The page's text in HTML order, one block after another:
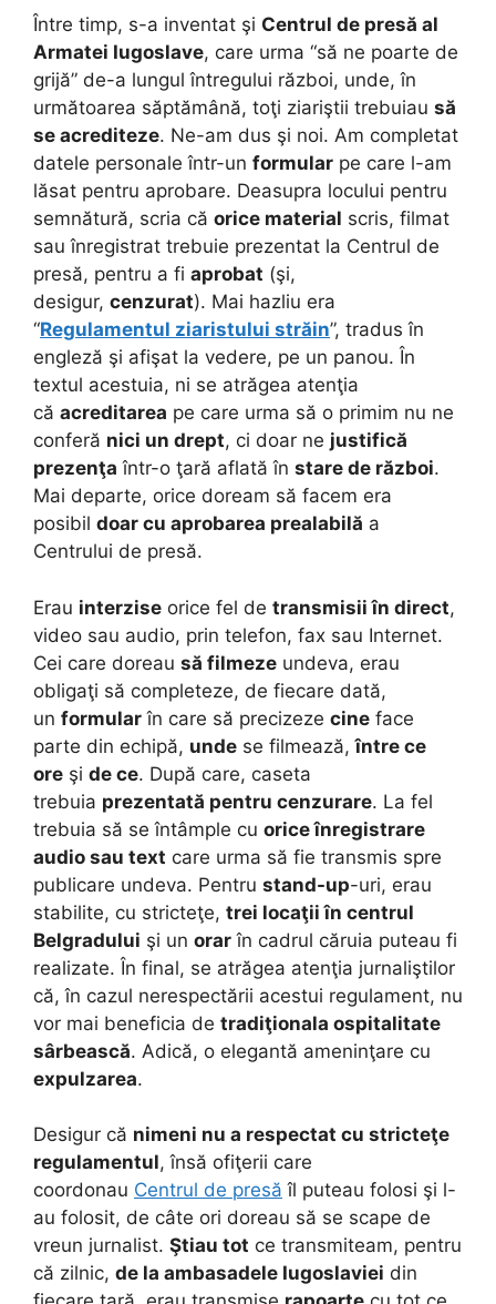
Între timp, s-a inventat şi Centrul de presă al
Armatei Iugoslave, care urma “să ne poarte de
grijă” de-a lungul întregului război, unde, în
următoarea săptămână, toţi ziariştii trebuiau să
se acrediteze. Ne-am dus şi noi. Am completat
datele personale într-un formular pe care l-am
lăsat pentru aprobare. Deasupra locului pentru
semnătură, scria că orice material scris, filmat
sau înregistrat trebuie prezentat la Centrul de
presă, pentru a fi aprobat (şi,
desigur, cenzurat). Mai hazliu era
“Regulamentul ziaristului străin”, tradus în
engleză şi afişat la vedere, pe un panou. În
textul acestuia, ni se atrăgea atenţia
că acreditarea pe care urma să o primim nu ne
conferă nici un drept, ci doar ne justifică
prezenţa într-o ţară aflată în stare de război.
Mai departe, orice doream să facem era
posibil doar cu aprobarea prealabilă a
Centrului de presă.
Erau interzise orice fel de transmisii în direct,
video sau audio, prin telefon, fax sau Internet.
Cei care doreau să filmeze undeva, erau
obligaţi să completeze, de fiecare dată,
un formular în care să precizeze cine face
parte din echipă, unde se filmează,între ce
ore şi de ce. După care, caseta
trebuia prezentată pentru cenzurare. La fel
trebuia să se întâmple cu orice înregistrare
audio sau text care urma să fie transmis spre
publicare undeva. Pentru stand-up-uri, erau
stabilite, cu stricteţe, trei locaţii în centrul
Belgradului şi un orar în cadrul căruia puteau fi
realizate. În final, se atrăgea atenţia jurnaliştilor
că, în cazul nerespectării acestui regulament, nu
vor mai beneficia de tradiţionala ospitalitate
sârbească. Adică, o elegantă ameninţare cu
expulzarea.
Desigur că nimeni nu a respectat cu stricteţe
regulamentul, însă ofiţerii care
coordonau Centrul de presă îl puteau folosi şi l-
au folosit, de câte ori doreau să se scape de
vreun jurnalist. Ştiau tot ce transmiteam, pentru
că zilnic, de la ambasadele Iugoslaviei din